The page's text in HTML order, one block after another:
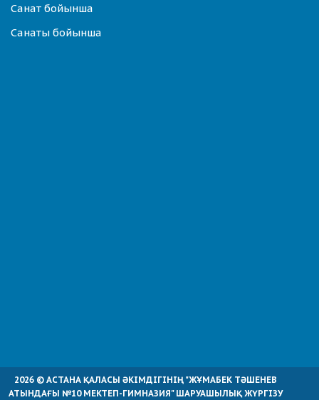
Санат бойынша
Санаты бойынша
2026 © АСТАНА ҚАЛАСЫ ӘКІМДІГІНІҢ "ЖҰМАБЕК ТӘШЕНЕВ
АТЫНДАҒЫ №10 МЕКТЕП-ГИМНАЗИЯ" ШАРУАШЫЛЫҚ ЖҮРГІЗУ